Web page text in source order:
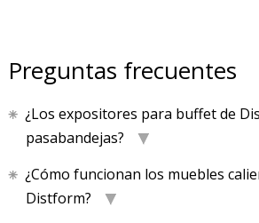
Preguntas frecuentes
¿Los expositores para buffet de
pasabandejas?
¿Cómo funcionan los muebles
Distform?